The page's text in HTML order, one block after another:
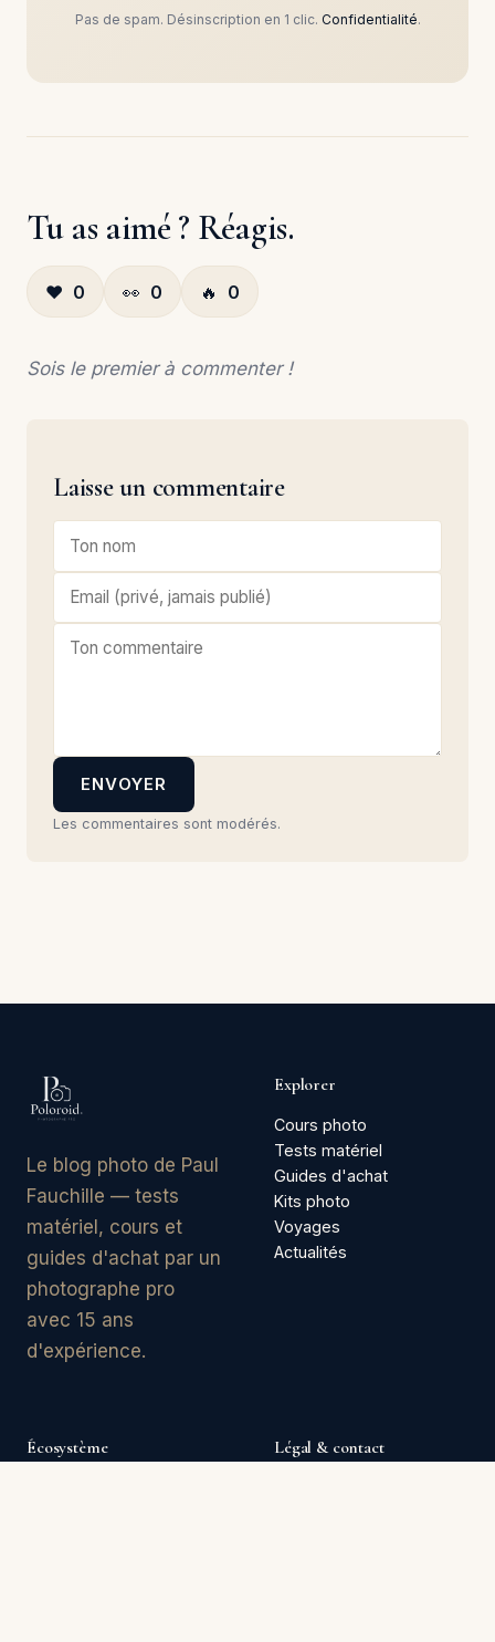
Pas de spam. Désinscription en 1 clic. Confidentialité.
Tu as aimé ? Réagis.
❤️ 0 👀 0 🔥 0
Sois le premier à commenter !
Laisse un commentaire
ENVOYER
Les commentaires sont modérés.
Le blog photo de Paul
Fauchille — tests
matériel, cours et
guides d'achat par un
photographe pro
avec 15 ans
d'expérience.
Explorer
Cours photo
Tests matériel
Guides d'achat
Kits photo
Voyages
Actualités
Écosystème Légal & contact